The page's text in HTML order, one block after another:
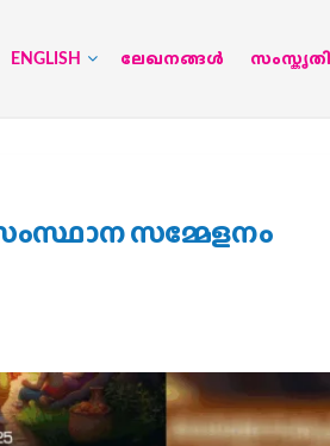
ENGLISH ലേഖനങ്ങള്‍ സംസ്കൃതി
സമ്മേളനം